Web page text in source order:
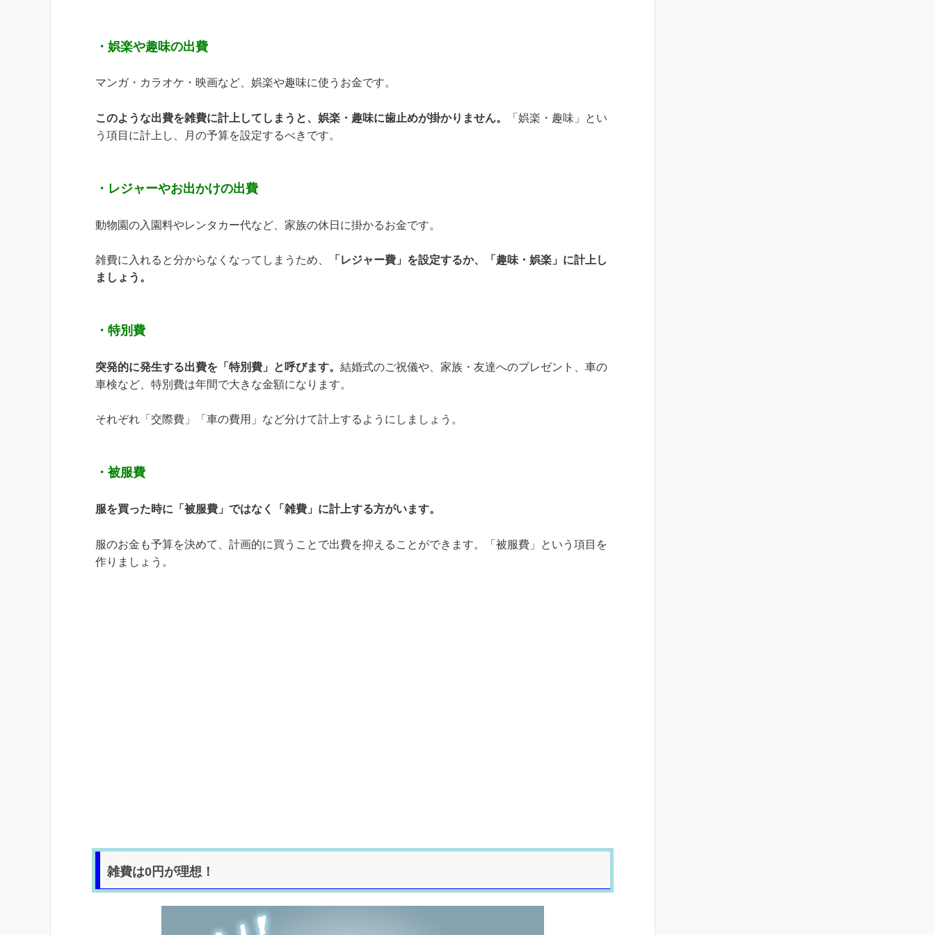
・娯楽や趣味の出費
マンガ・カラオケ・映画など、娯楽や趣味に使うお金です。
このような出費を雑費に計上してしまうと、娯楽・趣味に歯止めが掛かりません。
「娯楽・趣味」とい
う項目に計上し、月の予算を設定するべきです。
・レジャーやお出かけの出費
動物園の入園料やレンタカー代など、家族の休日に掛かるお金です。
雑費に入れると分からなくなってしまうため、
「レジャー費」を設定するか、「趣味・娯楽」に計上し
ましょう。
・特別費
突発的に発生する出費を「特別費」と呼びます。 結婚式のご祝儀や、家族・友達へのプレゼント、車の
車検など、特別費は年間で大きな金額になります。
それぞれ「交際費」「車の費用」など分けて計上するようにしましょう。
・被服費
服を買った時に「被服費」ではなく「雑費」に計上する方がいます。
服のお金も予算を決めて、計画的に買うことで出費を抑えることができます。「被服費」という項目を
作りましょう。
雑費は0円が理想！